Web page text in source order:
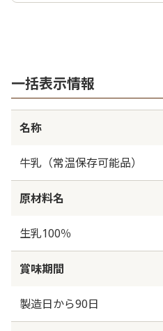
ーヒーを入れる 3クリ
一括表示情報
名称
牛乳（常温保存可能品）
原材料名
生乳100％
賞味期間
製造日から90日